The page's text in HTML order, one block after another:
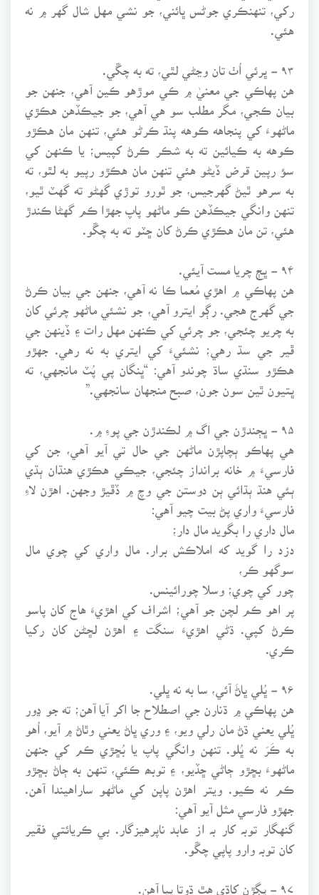
رکي، تنهنڪري جوڻس ڀائني، جو نشي مهل شال گهر ۾ نه
هن پهاڪي جي معنيٰ ۾ ڪي موڙهو ڪين آهي، جنهن جو
بيان ڪجي، مگر مطلب سو هي آهي، جو جيڪڏهن هڪڙي
ماڻهوءَ کي پنجاهه ڪوهه پنڌ ڪرڻو هئي، تنهن مان هڪڙو
ڪوهه به ڪيائين ته به شڪر ڪرڻ کپيس؛ يا ڪنهن کي
سؤ رپين قرض ڏيڻو هئي تنهن مان هڪڙو رپيو به لٿو، ته
به سرهو ٿيڻ گهرجيس، جو ٿورو توڙي گهڻو ته گهٽ ٿيو،
تنهن وانگي جيڪڏهن ڪو ماڻهو پاپ جهڙا ڪم گهڻا ڪندڙ
هئي، تن مان هڪڙي ڪرڻ کان ڇٽو ته به چڱو.
۹۴ - ڀڄ چريا مست آيئي.
هن پهاڪي ۾ اهڙي مُعما ڪا نه آهي، جنهن جي بيان ڪرڻ
جي گهرج هجي. رڳو ايترو آهي، جو نشئي ماڻهو چرئي کان
به چريو چئجي، جو چرئي کي ڪنهن مهل رات ۽ ڏينهن جي
ڦير جي سڌ رهي؛ نشئيءَ کي ايتري به نه رهي. جهڙو
هڪڙو سنڌي ساڌ چوندو آهي: “ڀنگان پي پُٽ مانجهي، ته
ڀتيون ٿين سون جون، صبح منجهان سانجهي.”
هي پهاڪو ٻچاپڙن ماڻهن جي حال تي آيو آهي، جن کي
فارسيءَ ۾ خانه برانداز چئجي، جيڪي هڪڙي هنڌان ٻڌي
ٻئي هنڌ ٻڌائي ٻن دوستن جي وچ ۾ ڏڦيڙ وجهن. اهڙن لاءِ
فارسيءَ واري پڻ بيت چيو آهي:
مال داري را بگويد مال دار؛
دزد را گويد که املاڪش برار. مال واري کي چوي مال
سوگهو ڪر،
چور کي چوي؛ وسلا چورائينس.
پر اهو ڪم لچن جو آهي؛ اشراف کي اهڙيءَ هاج کان پاسو
ڪرڻ کپي. ڌڻي اهڙيءَ سنگت ۽ اهڙن لڇڻن کان رکيا
هن پهاڪي ۾ ڌنارن جي اصطلاح جا اکر آيا آهن؛ ته جو ڍور
ڀُلي يعني ڌڻ مان رلي ويو، ۽ وري ڀاڻ يعني وٿاڻ ۾ آيو، اُهو
به ڪَرَ نه ڀُلو. تنهن وانگي پاپ يا بُڇڙي ڪم کي جنهن
ماڻهوءَ بڇڙو ڄاڻي ڇڏيو، ۽ توبھ ڪئي، تنهن به ڄاڻ بڇڙو
ڪم نه ڪيو. ويتر اهڙن پاپن کي ماڻهو ساراهيندا آهن.
جهڙو فارسي مثل آيو آهي:
گنهگار توبہ کار بہ از عابد ناپرهيزگار. بي ڪريائتي فقير
کان توبہ وارو پاپي چڱو.